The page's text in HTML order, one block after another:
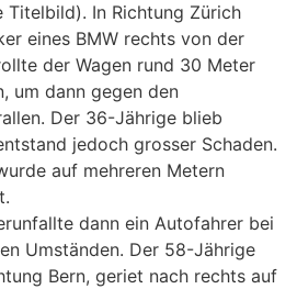
Titelbild). In Richtung Zürich
eines BMW rechts von der
der Wagen rund 30 Meter
um dann gegen den
Der 36-Jährige blieb
jedoch grosser Schaden.
auf mehreren Metern
dann ein Autofahrer bei
Umständen. Der 58-Jährige
Bern, geriet nach rechts auf